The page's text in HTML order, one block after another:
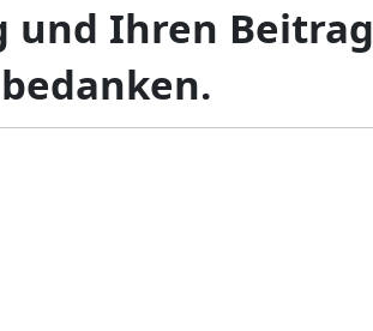
und Ihren Beitrag